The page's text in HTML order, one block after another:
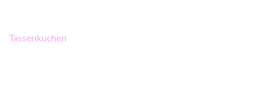
Beitragsnavigation
Tassenkuchen